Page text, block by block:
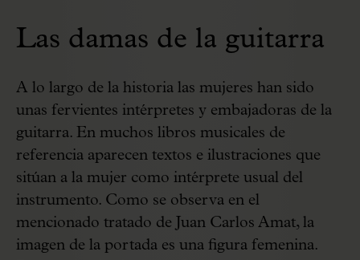
Las damas de la guitarra
A lo largo de la historia las mujeres han sido
unas fervientes intérpretes y embajadoras de la
guitarra. En muchos libros musicales de
referencia aparecen textos e ilustraciones que
sitúan a la mujer como intérprete usual del
instrumento. Como se observa en el
mencionado tratado de Juan Carlos Amat, la
imagen de la portada es una figura femenina.